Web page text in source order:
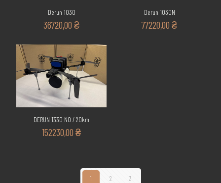
Derun 1030
36720,00₴
Derun 1030N
77220,00₴
DERUN 1330 NO / 20km
152230,00₴
1 2 3